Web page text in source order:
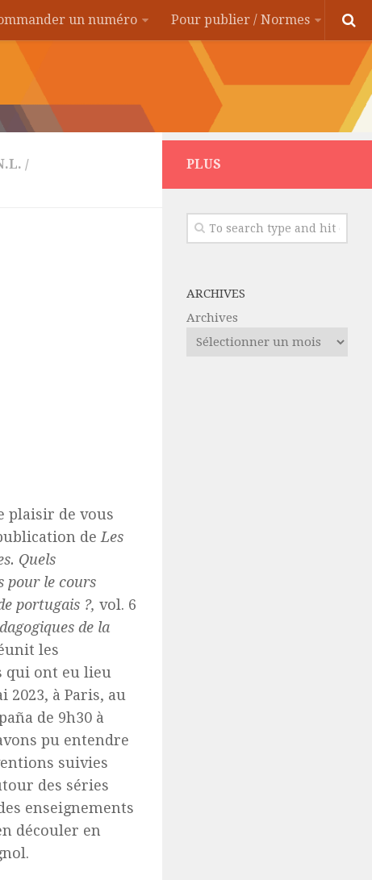
un numéro Pour publier / Normes
/
plaisir de vous
de Les
Quels
pour le cours
portugais ?, vol. 6
de la
les
ont eu lieu
2023, à Paris, au
de 9h30 à
pu entendre
suivies
des séries
enseignements
découler en
PLUS
ARCHIVES
Archives